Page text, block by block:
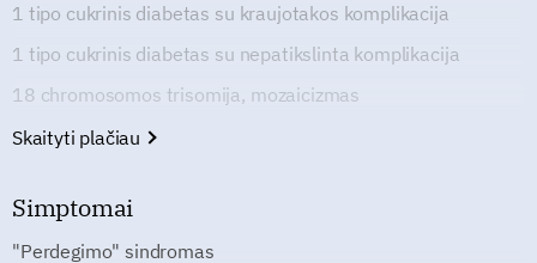
1 tipo cukrinis diabetas su kraujotakos komplikacija
1 tipo cukrinis diabetas su nepatikslinta komplikacija
18 chromosomos trisomija, mozaicizmas
Skaityti plačiau
Simptomai
"Perdegimo" sindromas